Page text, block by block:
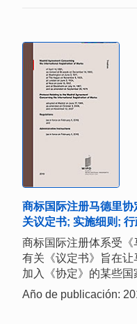
商标国际注册马德里
关议定书; 实施细则;
商标国际注册体系受
有关《议定书》旨在
加入《协定》的某些国
Año de publicación: